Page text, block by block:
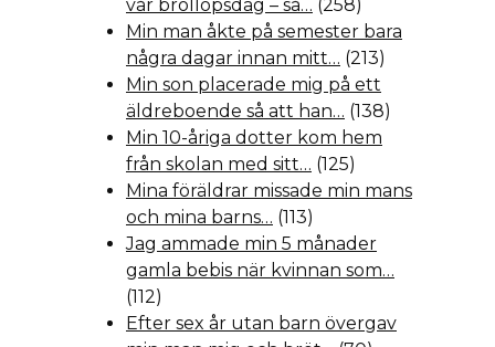
vår bröllopsdag – så… (258)
Min man åkte på semester bara
några dagar innan mitt… (213)
Min son placerade mig på ett
äldreboende så att han… (138)
Min 10-åriga dotter kom hem
från skolan med sitt… (125)
Mina föräldrar missade min mans
och mina barns… (113)
Jag ammade min 5 månader
gamla bebis när kvinnan som…
(112)
Efter sex år utan barn övergav